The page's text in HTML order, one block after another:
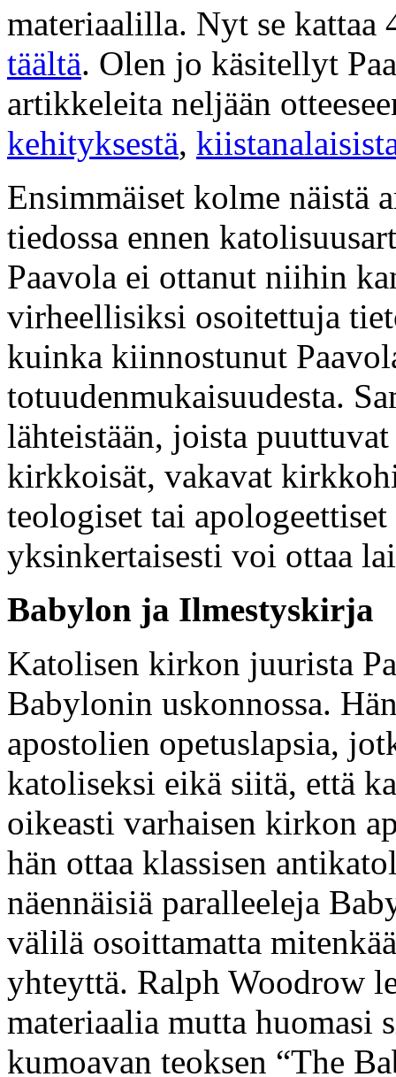
materiaalilla. Nyt se
täältä. Olen jo käsitellyt
artikkeleita neljään
kehityksestä,
Ensimmäiset kolme näistä
tiedossa ennen
Paavola ei ottanut niihin
virheellisiksi osoitettuja
kuinka kiinnostunut
totuudenmukaisuudesta.
lähteistään, joista
kirkkoisät, vakavat
teologiset tai
yksinkertaisesti voi ottaa
Babylon ja Ilmestyskirja
Katolisen kirkon juurista
Babylonin uskonnossa.
apostolien opetuslapsia,
katoliseksi eikä siitä, että
oikeasti varhaisen kirkon
hän ottaa klassisen
näennäisiä paralleeleja
välilä osoittamatta
yhteyttä. Ralph Woodrow
materiaalia mutta
kumoavan teoksen “The